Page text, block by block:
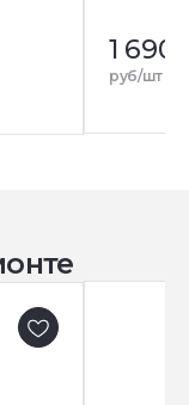
1 690
руб/шт